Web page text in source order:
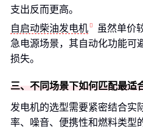
支出反而更高。
自启动柴油发电机
虽然单价
急电源场景，其自动化功能可
损失。
三、不同场景下如何匹配最适
发电机的选型需要紧密结合实
率、噪音、便携性和燃料类型